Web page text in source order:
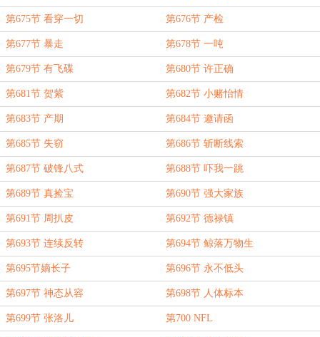
第675节 看穿一切 第676节 产检
第677节 暴走 第678节 一吨
第679节 有飞碟 第680节 许正确
第681节 贺紫 第682节 小赌怡情
第683节 产期 第684节 邀请函
第685节 失窃 第686节 斩断线索
第687节 破锋八式 第688节 吓我一跳
第689节 真捡宝 第690节 强大家族
第691节 周扒皮 第692节 德禄镇
第693节 连续反转 第694节 鲸落万物生
第695节嫡长子 第696节 永不低头
第697节 神态从容 第698节 人体标本
第699节 张洛儿 第700 NFL